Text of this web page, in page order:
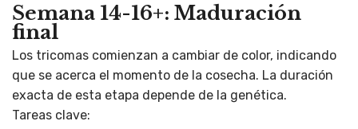
Semana 14-16+: Maduración
final
Los tricomas comienzan a cambiar de color, indicando
que se acerca el momento de la cosecha. La duración
exacta de esta etapa depende de la genética.
Tareas clave: